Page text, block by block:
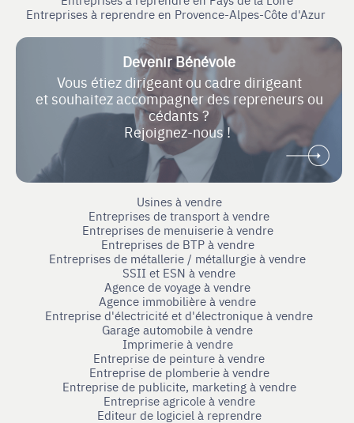
Entreprises à reprendre en Provence-Alpes-Côte d'Azur
Devenir Bénévole
Vous étiez dirigeant ou cadre dirigeant
et souhaitez accompagner des repreneurs ou
cédants ?
Rejoignez-nous !
Usines à vendre
Entreprises de transport à vendre
Entreprises de menuiserie à vendre
Entreprises de BTP à vendre
Entreprises de métallerie / métallurgie à vendre
SSII et ESN à vendre
Agence de voyage à vendre
Agence immobilière à vendre
Entreprise d'électricité et d'électronique à vendre
Garage automobile à vendre
Imprimerie à vendre
Entreprise de peinture à vendre
Entreprise de plomberie à vendre
Entreprise de publicite, marketing à vendre
Entreprise agricole à vendre
Editeur de logiciel à reprendre